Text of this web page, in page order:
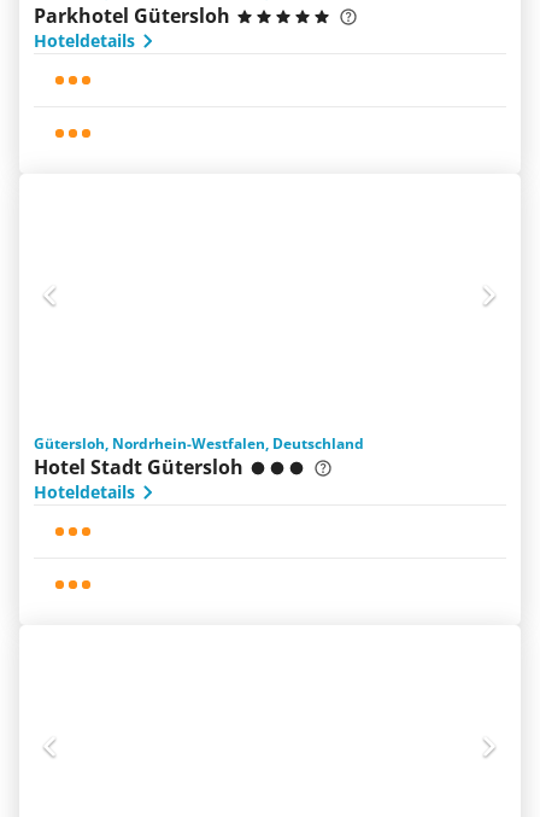
Parkhotel Gütersloh
Hoteldetails
Gütersloh, Nordrhein-Westfalen, Deutschland
Hotel Stadt Gütersloh
Hoteldetails